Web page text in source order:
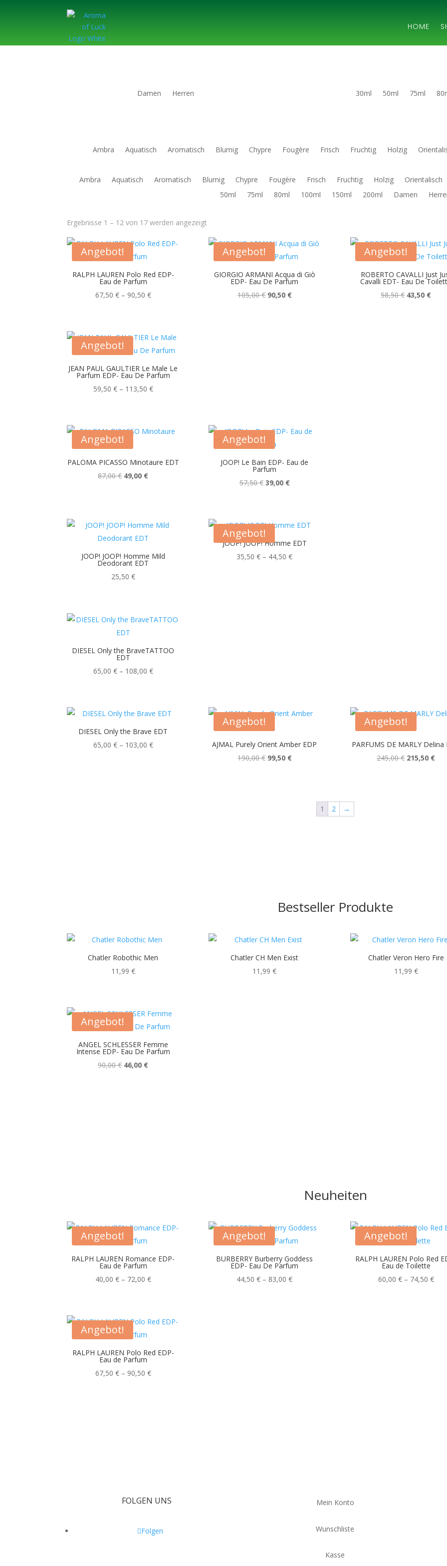
HOME
Damen Herren 30ml 50ml 75ml
Ambra Aquatisch Aromatisch Blumig Chypre Fougère Frisch Fruchtig Holzig
Ambra Aquatisch Aromatisch Blumig Chypre Fougère Frisch Fruchtig Holzig Orientalisch
50ml
75ml 80ml 100ml 150ml 200ml Damen
Ergebnisse 1 – 12 von 17 werden angezeigt
sortiert
Angebot!
RALPH LAUREN Polo Red EDP-
Eau de Parfum
67,50 € – 90,50 €Preisspanne:
90,50 €
Angebot!
GIORGIO ARMANI Acqua di Giò
EDP- Eau De Parfum
105,00€ Ursprünglicher
90,50 €Aktueller
Angebot!
ROBERTO CAVALLI Just
Cavalli EDT- Eau De
58,50€ 43,50 €
Angebot!
JEAN PAUL GAULTIER Le Male Le
Parfum EDP- Eau De Parfum
59,50 € – 113,50 €Preisspanne:
113,50 €
Angebot!
PALOMA PICASSO Minotaure EDT
87,00€ Ursprünglicher
49,00 €Aktueller
Angebot!
JOOP! Le Bain EDP- Eau de
Parfum
57,50€ Ursprünglicher
57,50 €
39,00 €Aktueller
39,00 €.
JOOP! JOOP! Homme Mild
Deodorant EDT
25,50 €
Angebot!
JOOP! JOOP! Homme EDT
35,50€ – 44,50€Preisspanne:
DIESEL Only the BraveTATTOO
EDT
65,00 € – 108,00 €Preisspanne:
108,00 €
DIESEL Only the Brave EDT
65,00 € – 103,00 €Preisspanne:
Angebot!
AJMAL Purely Orient Amber EDP
190,00€ Ursprünglicher
99,50 €Aktueller
Angebot!
PARFUMS DE MARLY Delina
245,00€ 215,50 €
1
2 →
Bestseller Produkte
Chatler Robothic Men
11,99 €
Chatler CH Men Exist
11,99€
Chatler Veron Hero Fire
11,99 €
Angebot!
ANGEL SCHLESSER Femme
Intense EDP- Eau De Parfum
90,00€ Ursprünglicher
46,00 €Aktueller
Neuheiten
Angebot!
RALPH LAUREN Romance EDP-
Eau de Parfum
40,00 € – 72,00 €Preisspanne:
72,00 €
Angebot!
BURBERRY Burberry Goddess
EDP- Eau De Parfum
44,50€ – 83,00€Preisspanne:
Angebot!
RALPH LAUREN Polo Red
Eau de Toilette
60,00 € – 74,50 €
Angebot!
RALPH LAUREN Polo Red EDP-
Eau de Parfum
67,50 € – 90,50 €Preisspanne:
FOLGEN UNS
Folgen
Mein Konto
Wunschliste
Kasse